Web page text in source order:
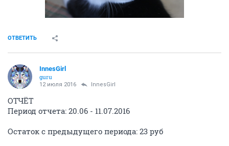
ОТВЕТИТЬ
InnesGirl
guru
12 июля 2016 InnesGirl
ОТЧЁТ
Период отчета: 20.06 - 11.07.2016
Остаток с предыдущего периода: 23 руб